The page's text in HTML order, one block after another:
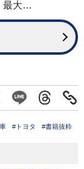
最大…
#トヨタ #書籍抜粋